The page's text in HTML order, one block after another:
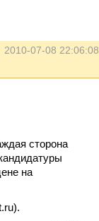
2010-07-08 22:06:08
сторона
на